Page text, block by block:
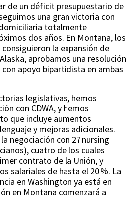
de un déficit presupuestario de
una gran victoria con
totalmente
dos años. En Montana, los
la expansión de
aprobamos una resolución
apoyo bipartidista en ambas
legislativas, hemos
con CDWA, y hemos
que incluye aumentos
y mejoras adicionales.
negociación con 27 nursing
cuatro de los cuales
contrato de la Unión, y
salariales de hasta el 20 %. La
en Washington ya está en
en Montana comenzará a